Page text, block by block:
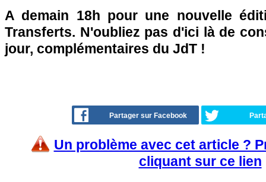
A demain 18h pour une nouvelle
Transferts. N'oubliez pas d'ici là de
jour, complémentaires du JdT !
Partager sur Facebook
Un problème avec cet article ?
cliquant sur ce lien